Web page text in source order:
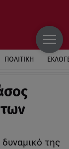
ΠΟΛΙΤΙΚΗ
της